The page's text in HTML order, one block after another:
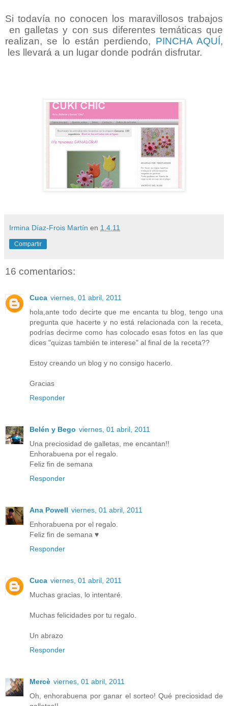
Si todavía no conocen los maravillosos trabajos
en galletas y con sus diferentes temáticas que
realizan, se lo están perdiendo, PINCHA AQUÍ,
les llevará a un lugar donde podrán disfrutar.
Irmina Díaz-Frois Martín en 1.4.11
Compartir
16 comentarios:
Cuca viernes, 01 abril, 2011
hola,ante todo decirte que me encanta tu blog, tengo una
pregunta que hacerte y no está relacionada con la receta,
podrías decirme como has colocado esas fotos en las que
dices "quizas también te interese" al final de la receta??
Estoy creando un blog y no consigo hacerlo.
Gracias
Responder
Belén y Bego viernes, 01 abril, 2011
Una preciosidad de galletas, me encantan!!
Enhorabuena por el regalo.
Feliz fin de semana
Responder
Ana Powell viernes, 01 abril, 2011
Enhorabuena por el regalo.
Feliz fin de semana ♥
Responder
Cuca viernes, 01 abril, 2011
Muchas gracias, lo intentaré.
Muchas felicidades por tu regalo.
Un abrazo
Responder
Mercè viernes, 01 abril, 2011
Oh, enhorabuena por ganar el sorteo! Qué preciosidad de